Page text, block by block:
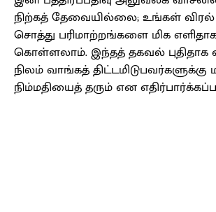
நிற்கத் தேவையில்லை; உங்கள் விரல்
சொத்து பரிமாற்றங்களை மிக எளிதாக
கொள்ளலாம். இந்தத் தகவல் புதிதாக
நிலம் வாங்கத் திட்டமிடுபவர்களுக்கு
நிம்மதியைத் தரும் என